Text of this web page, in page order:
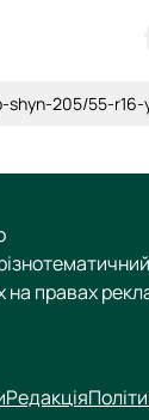
shyn-205/55-
на правах
Редакція